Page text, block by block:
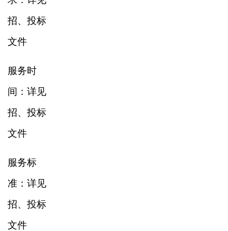
招、投标
文件
服务时
间：详见
招、投标
文件
服务标
准：详见
招、投标
文件